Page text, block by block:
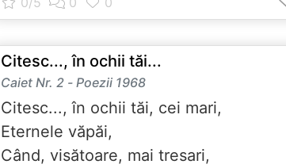
Citesc..., în ochii tăi...
Caiet Nr. 2 - Poezii 1968
Citesc..., în ochii tăi, cei mari,
Eternele văpăi,
Când, visătoare, mai tresari,